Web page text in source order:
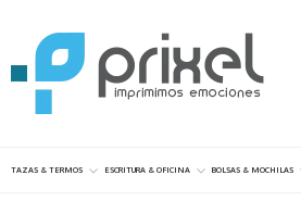
TAZAS & TERMOS ESCRITURA & OFICINA BOLSAS & MOCHILAS